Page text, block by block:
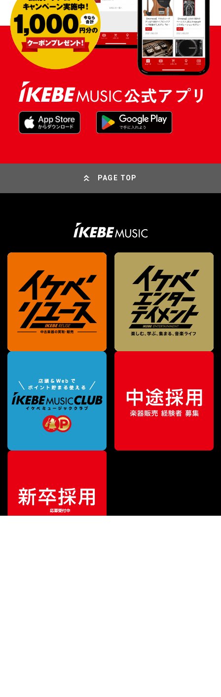
販売価格 561,000（税込）
¥517,000（税込）
PAGE TOP